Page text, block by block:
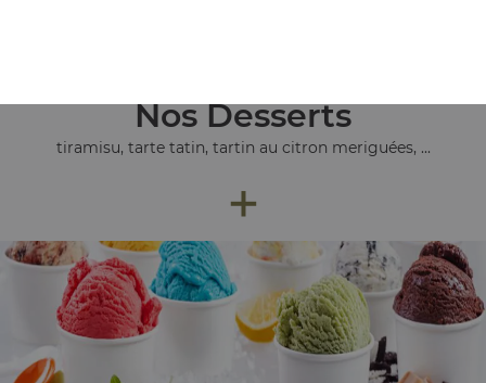
Nos Desserts
tiramisu, tarte tatin, tartin au citron meriguées, ...
+